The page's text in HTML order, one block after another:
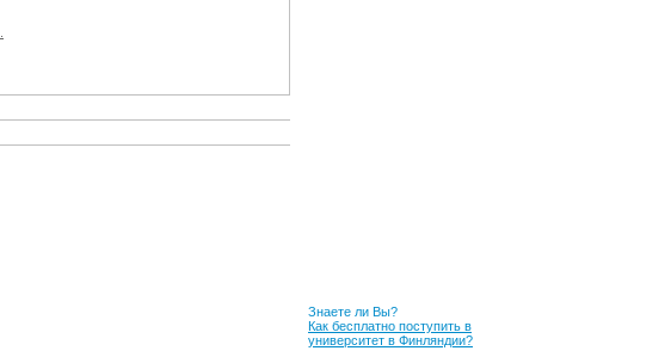
Знаете ли Вы?
Как бесплатно поступить в
университет в Финляндии?